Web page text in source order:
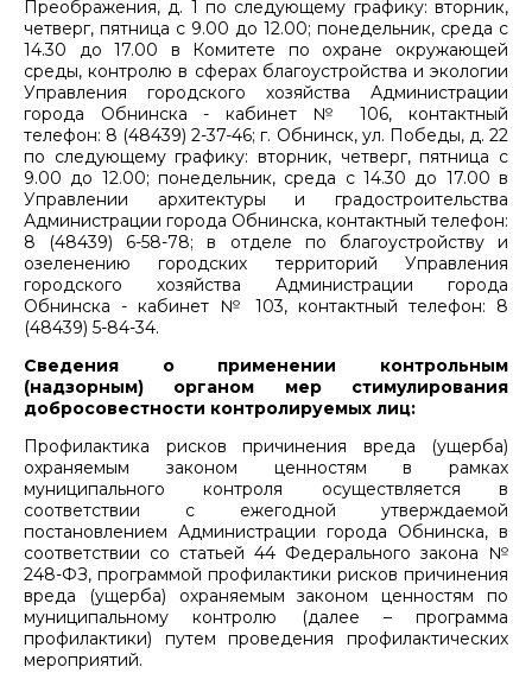
Преображения, д. 1 по следующему графику: вторник,
четверг, пятница с 9.00 до 12.00; понедельник, среда с
14.30 до 17.00 в Комитете по охране окружающей
среды, контролю в сферах благоустройства и экологии
Управления городского хозяйства Администрации
города Обнинска - кабинет № 106, контактный
телефон: 8 (48439) 2-37-46; г. Обнинск, ул. Победы, д. 22
по следующему графику: вторник, четверг, пятница с
9.00 до 12.00; понедельник, среда с 14.30 до 17.00 в
Управлении архитектуры и градостроительства
Администрации города Обнинска, контактный телефон:
8 (48439) 6-58-78; в отделе по благоустройству и
озеленению городских территорий Управления
городского хозяйства Администрации города
Обнинска - кабинет № 103, контактный телефон: 8
(48439) 5-84-34.
Сведения о применении контрольным
(надзорным) органом мер стимулирования
добросовестности контролируемых лиц:
Профилактика рисков причинения вреда (ущерба)
охраняемым законом ценностям в рамках
муниципального контроля осуществляется в
соответствии с ежегодной утверждаемой
постановлением Администрации города Обнинска, в
соответствии со статьей 44 Федерального закона №
248-ФЗ, программой профилактики рисков причинения
вреда (ущерба) охраняемым законом ценностям по
муниципальному контролю (далее – программа
профилактики) путем проведения профилактических
мероприятий.